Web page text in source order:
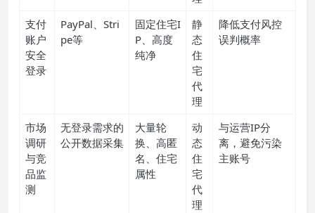
支付
账户
安全
登录
PayPal、Stri
pe等
固定住宅I
P、高度
纯净
静
态
住
宅
代
理
降低支付风控
误判概率
市场
调研
与竞
品监
测
无登录需求的
公开数据采集
大量轮
换、高匿
名、住宅
属性
动
态
住
宅
代
理
与运营IP分
离，避免污染
主账号